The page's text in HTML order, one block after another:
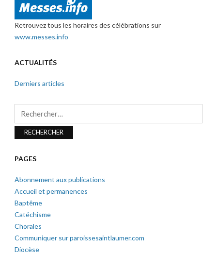
Retrouvez tous les horaires des célébrations sur
www.messes.info
ACTUALITÉS
Derniers articles
PAGES
Abonnement aux publications
Accueil et permanences
Baptême
Catéchisme
Chorales
Communiquer sur paroissesaintlaumer.com
Diocèse